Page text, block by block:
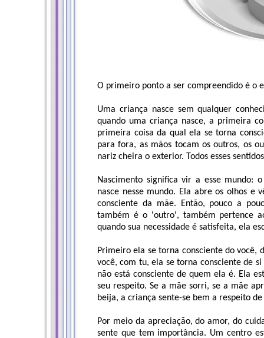
O primeiro ponto a ser compreendido é o
Uma criança nasce sem qualquer
quando uma criança nasce, a primeira
primeira coisa da qual ela se torna
para fora, as mãos tocam os outros, os
nariz cheira o exterior. Todos esses
Nascimento significa vir a esse mundo:
nasce nesse mundo. Ela abre os olhos
consciente da mãe. Então, pouco a
também é o 'outro', também pertence
quando sua necessidade é satisfeita, ela
Primeiro ela se torna consciente do você,
você, com tu, ela se torna consciente de
não está consciente de quem ela é. Ela
seu respeito. Se a mãe sorri, se a mãe
beija, a criança sente-se bem a respeito
Por meio da apreciação, do amor, do
sente que tem importância. Um centro